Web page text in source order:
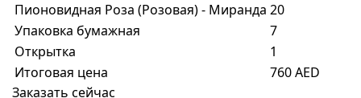
Пионовидная Роза (Розовая) - Миранда 20
Упаковка бумажная
7
Открытка
1
Итоговая цена
760 AED
Заказать сейчас